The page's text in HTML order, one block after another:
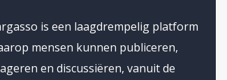
is een laagdrempelig platform
mensen kunnen publiceren,
en discussiëren, vanuit de